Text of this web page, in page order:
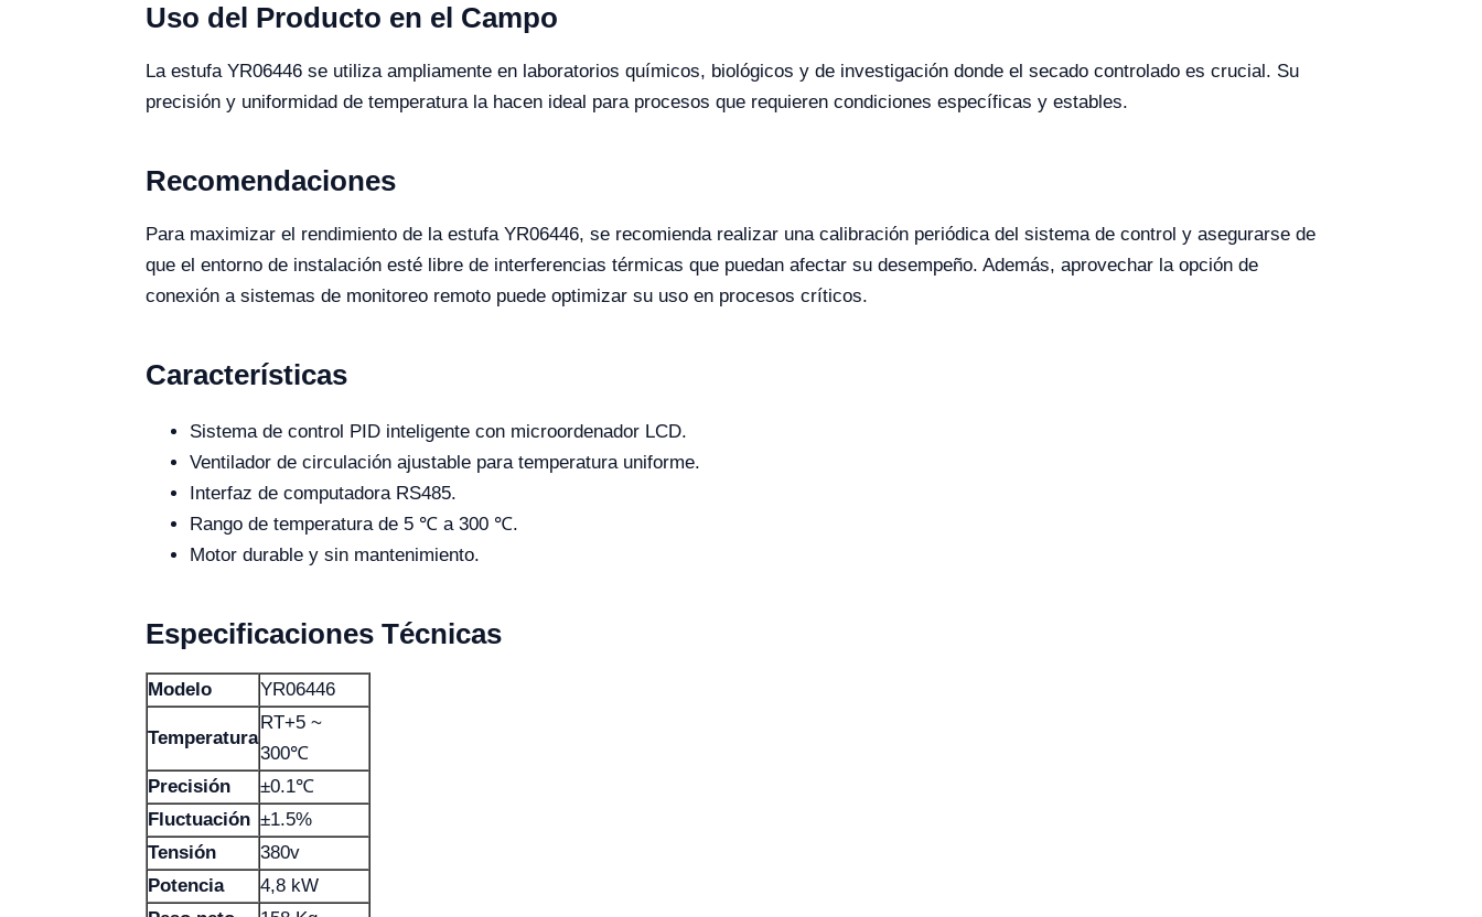
Uso del Producto en el Campo
La estufa YR06446 se utiliza ampliamente en laboratorios químicos, biológicos y de investigación donde el secado controlado es crucial. Su
precisión y uniformidad de temperatura la hacen ideal para procesos que requieren condiciones específicas y estables.
Recomendaciones
Para maximizar el rendimiento de la estufa YR06446, se recomienda realizar una calibración periódica del sistema de control y asegurarse de
que el entorno de instalación esté libre de interferencias térmicas que puedan afectar su desempeño. Además, aprovechar la opción de
conexión a sistemas de monitoreo remoto puede optimizar su uso en procesos críticos.
Características
Sistema de control PID inteligente con microordenador LCD.
Ventilador de circulación ajustable para temperatura uniforme.
Interfaz de computadora RS485.
Rango de temperatura de 5 ℃ a 300 ℃.
Motor durable y sin mantenimiento.
Especificaciones Técnicas
Modelo YR06446
Temperatura
RT+5 ~
300℃
Precisión
±0.1℃
Fluctuación ±1.5%
Tensión
380v
Potencia
4,8 kW